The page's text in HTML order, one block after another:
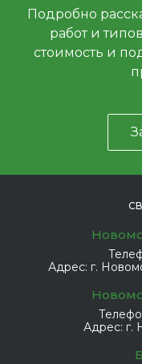
Подробно
работ и
стоимость и
Адрес: г.
Адрес: г.